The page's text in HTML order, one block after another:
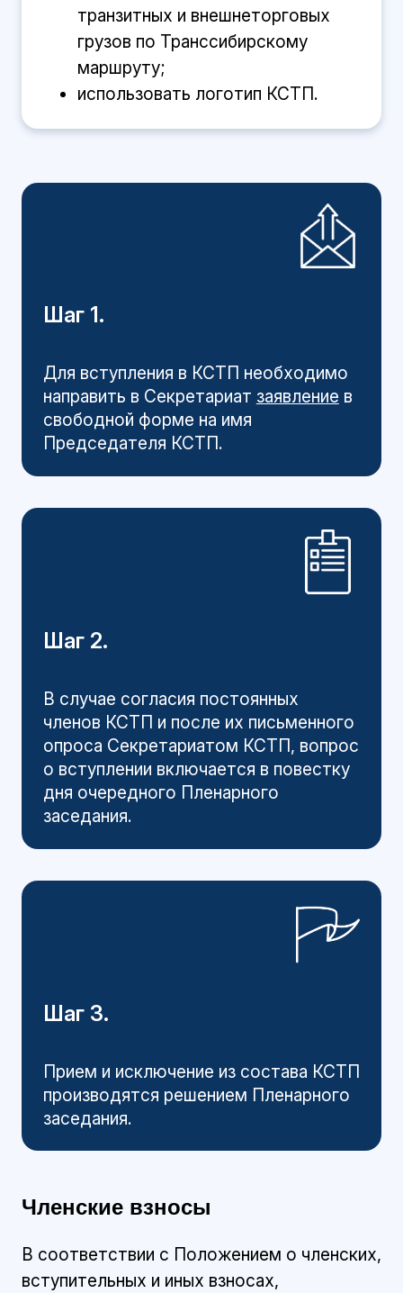
транзитных и внешнеторговых
грузов по Транссибирскому
маршруту;
использовать логотип КСТП.
Шаг 1.
Для вступления в КСТП необходимо
направить в Секретариат заявление в
свободной форме на имя
Председателя КСТП.
Шаг 2.
В случае согласия постоянных
членов КСТП и после их письменного
опроса Секретариатом КСТП, вопрос
о вступлении включается в повестку
дня очередного Пленарного
заседания.
Шаг 3.
Прием и исключение из состава КСТП
производятся решением Пленарного
заседания.
Членские взносы
В соответствии с Положением о членских,
вступительных и иных взносах,